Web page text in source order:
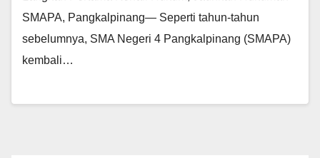
SMAPA, Pangkalpinang— Seperti tahun-tahun
sebelumnya, SMA Negeri 4 Pangkalpinang (SMAPA)
kembali…